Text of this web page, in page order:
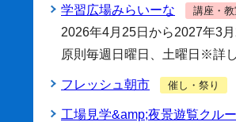
学習広場みらいーな 講座・教
2026年4月25日から2027年3
原則毎週日曜日、土曜日※詳
フレッシュ朝市 催し・祭り
工場見学&amp;夜景遊覧クル